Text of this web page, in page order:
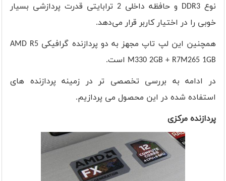
نوع DDR3
و حافظه داخلی 2 ترابایتی قدرت پردازشی بسیار
خوبی را در اختیار کاربر قرار می‌دهد.
همچنین این لپ تاپ مجهز به دو پردازنده گرافیکی AMD R5
M330 2GB + R7M265 1GB است.
در ادامه به بررسی تخصصی تر در زمینه پردازنده های
استفاده شده در این محصول می پردازیم.
پردازنده مرکزی